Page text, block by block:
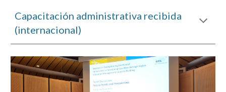
Capacitación administrativa recibida
(internacional)